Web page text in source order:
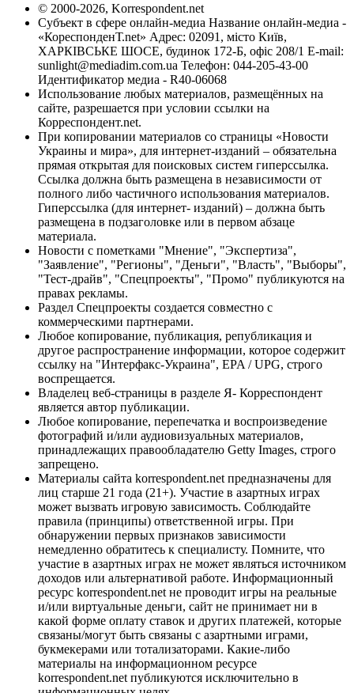
© 2000-2026, Korrespondent.net
Субъект в сфере онлайн-медиа Название онлайн-медиа -
«КореспонденТ.net» Адрес: 02091, місто Київ,
ХАРКІВСЬКЕ ШОСЕ, будинок 172-Б, офіс 208/1 E-mail:
sunlight@mediadim.com.ua Телефон: 044-205-43-00
Идентификатор медиа - R40-06068
Использование любых материалов, размещённых на
сайте, разрешается при условии ссылки на
Корреспондент.net.
При копировании материалов со страницы «Новости
Украины и мира», для интернет-изданий – обязательна
прямая открытая для поисковых систем гиперссылка.
Ссылка должна быть размещена в независимости от
полного либо частичного использования материалов.
Гиперссылка (для интернет- изданий) – должна быть
размещена в подзаголовке или в первом абзаце
материала.
Новости с пометками "Мнение", "Экспертиза",
"Заявление", "Регионы", "Деньги", "Власть", "Выборы",
"Тест-драйв", "Спецпроекты", "Промо" публикуются на
правах рекламы.
Раздел Спецпроекты создается совместно с
коммерческими партнерами.
Любое копирование, публикация, републикация и
другое распространение информации, которое содержит
ссылку на "Интерфакс-Украина", EPA / UPG, строго
воспрещается.
Владелец веб-страницы в разделе Я- Корреспондент
является автор публикации.
Любое копирование, перепечатка и воспроизведение
фотографий и/или аудиовизуальных материалов,
принадлежащих правообладателю Getty Images, строго
запрещено.
Материалы сайта korrespondent.net предназначены для
лиц старше 21 года (21+). Участие в азартных играх
может вызвать игровую зависимость. Соблюдайте
правила (принципы) ответственной игры. При
обнаружении первых признаков зависимости
немедленно обратитесь к специалисту. Помните, что
участие в азартных играх не может являться источником
доходов или альтернативой работе. Информационный
ресурс korrespondent.net не проводит игры на реальные
и/или виртуальные деньги, сайт не принимает ни в
какой форме оплату ставок и других платежей, которые
связаны/могут быть связаны с азартными играми,
букмекерами или тотализаторами. Какие-либо
материалы на информационном ресурсе
korrespondent.net публикуются исключительно в